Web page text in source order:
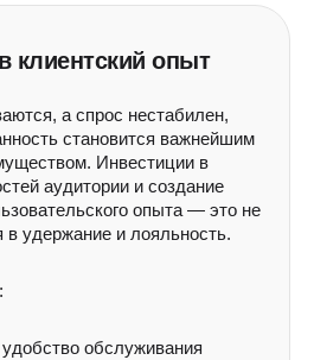
клиентский опыт
а спрос нестабилен,
становится важнейшим
Инвестиции в
аудитории и создание
опыта — это не
в удержание и лояльность.
удобство обслуживания